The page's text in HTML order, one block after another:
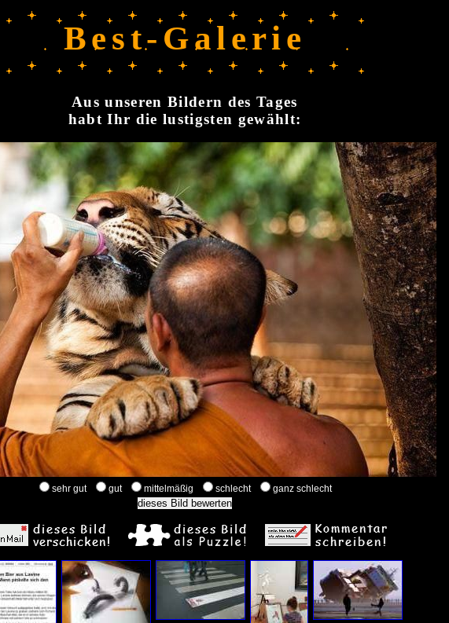
Best-Galerie
Aus unseren Bildern des Tages
habt Ihr die lustigsten gewählt:
sehr gut gut mittelmäßig schlecht ganz schlecht